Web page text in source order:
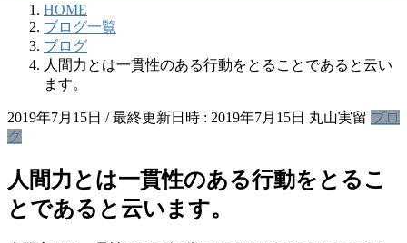
HOME
ブログ一覧
ブログ
人間力とは一貫性のある行動をとることであると云い
ます。
2019年7月15日 / 最終更新日時 : 2019年7月15日 丸山実留 ブロ
グ
人間力とは一貫性のある行動をとるこ
とであると云います。